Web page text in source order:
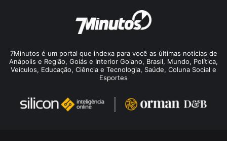
7Minutos é um portal que indexa para você as últimas notícias de
Anápolis e Região, Goiás e Interior Goiano, Brasil, Mundo, Política,
Veículos, Educação, Ciência e Tecnologia, Saúde, Coluna Social e
Esportes